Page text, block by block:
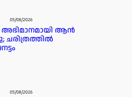
05/08/2026
അഭിമാനമായി ആൻ
ചരിത്രത്തിൽ
05/08/2026